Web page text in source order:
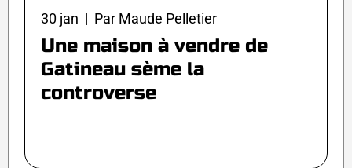
30 jan | Par Maude Pelletier
Une maison à vendre de
Gatineau sème la
controverse